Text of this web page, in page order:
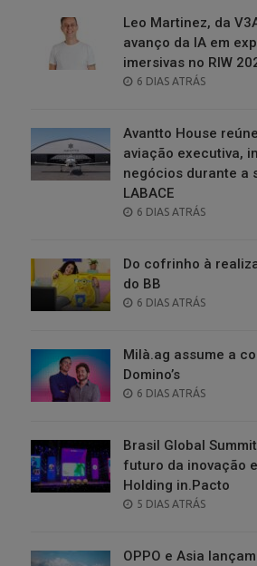
Leo Martinez, da
avanço da IA em
imersivas no RIW
POSTED
6 DIAS ATRÁS
Avantto House
aviação executiva,
negócios durante a
LABACE
POSTED
6 DIAS ATRÁS
Do cofrinho à
do BB
POSTED
6 DIAS ATRÁS
Milà.ag assume a
Domino’s
POSTED
6 DIAS ATRÁS
Brasil Global
futuro da inovação
Holding in.Pacto
POSTED
5 DIAS ATRÁS
OPPO e Asia